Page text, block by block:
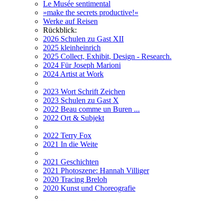
Le Musée sentimental
»make the secrets productive!«
Werke auf Reisen
Rückblick:
2026 Schulen zu Gast XII
2025 kleinheinrich
2025 Collect, Exhibit, Design - Research.
2024 Für Joseph Marioni
2024 Artist at Work
2023 Wort Schrift Zeichen
2023 Schulen zu Gast X
2022 Beau comme un Buren ...
2022 Ort & Subjekt
2022 Terry Fox
2021 In die Weite
2021 Geschichten
2021 Photoszene: Hannah Villiger
2020 Tracing Breloh
2020 Kunst und Choreografie